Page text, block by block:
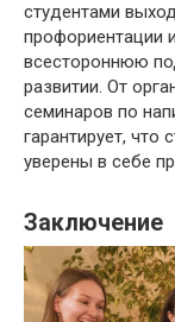
студентами
профориентации
всестороннюю
развитии. От
семинаров по
гарантирует, что
уверены в себе
Заключение